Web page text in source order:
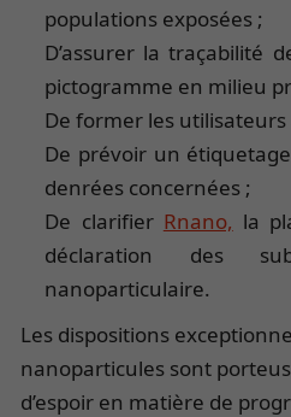
populations exposées ;
D’assurer la traçabilité
pictogramme en milieu
De former les utilisateurs
De prévoir un
denrées concernées ;
De clarifier Rnano, la
déclaration des
nanoparticulaire.
Les dispositions
nanoparticules sont
d’espoir en matière de